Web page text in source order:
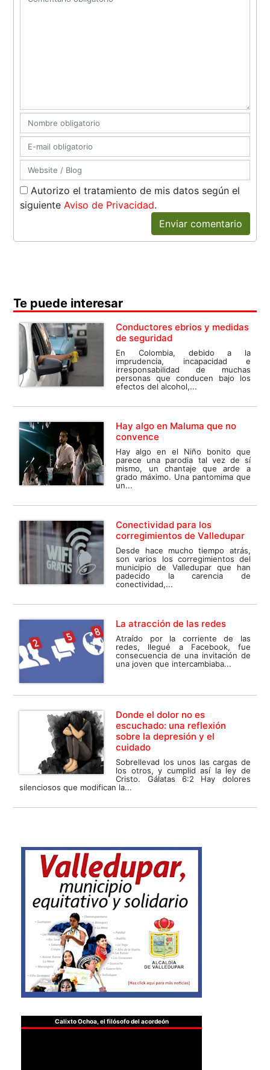
Autorizo el tratamiento de mis datos según el
siguienteAviso de Privacidad.
Enviar comentario
Te puede interesar
Conductores ebrios y medidas
de seguridad
En Colombia, debido a la
imprudencia, incapacidad e
irresponsabilidad de muchas
personas que conducen bajo los
efectos del alcohol,...
Hay algo en Maluma que no
convence
Hay algo en el Niño bonito que
parece una parodia tal vez de sí
mismo, un chantaje que arde a
grado máximo. Una pantomima que
un...
Conectividad para los
corregimientos de Valledupar
Desde hace mucho tiempo atrás,
son varios los corregimientos del
municipio de Valledupar que han
padecido la carencia de
conectividad,...
La atracción de las redes
Atraído por la corriente de las
redes, llegué a Facebook, fue
consecuencia de una invitación de
una joven que intercambiaba...
Donde el dolor no es
escuchado: una reflexión
sobre la depresión y el
cuidado
Sobrellevad los unos las cargas de
los otros, y cumplid así la ley de
Cristo. Gálatas 6:2 Hay dolores
silenciosos que modifican la...
Calixto Ochoa, el filósofo del acordeón